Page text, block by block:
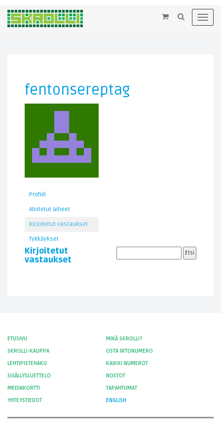
×
fentonsereptag
Profiili
Aloitetut aiheet
Kirjoitetut vastaukset
Tykkäykset
Kirjoitetut
vastaukset
ETUSIVU
MIKÄ SKROLLI?
SKROLLI-KAUPPA
OSTA IRTONUMERO
LEHTIPISTEHAKU
KAIKKI NUMEROT
SISÄLLYSLUETTELO
NOSTOT
MEDIAKORTTI
TAPAHTUMAT
YHTEYSTIEDOT
ENGLISH